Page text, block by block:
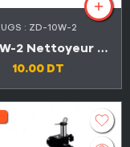
UGS : ZD-10W-2
ZD-10W-2 Nettoyeur à sec pour support fer à souder
10.00 DT